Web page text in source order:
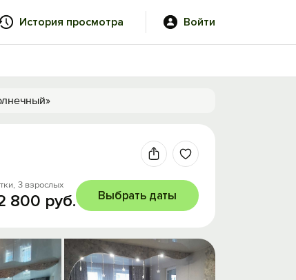
История просмотра Войти
3 взрослых
800 руб. Выбрать даты